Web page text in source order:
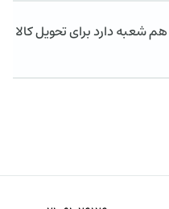
هم شعبه دارد برای تحویل کالا